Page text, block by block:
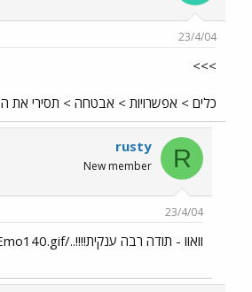
23/4/04
>>>
כלים > אפשרויות > אבטחה > תסירי את ה
R
rusty
New member
23/4/04
וואוו - תודה רבה ענקית!!!!../images/Emo140.gif